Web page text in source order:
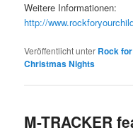
Weitere Informationen:
http://
Veröffentlicht unter Rock
Christmas Nights
M-TRACKER